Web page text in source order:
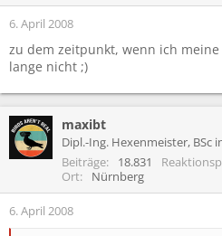
6. April 2008
zu dem zeitpunkt, wenn ich
lange nicht ;)
maxibt
Dipl.-Ing. Hexenmeister, BSc
Beiträge 18.831
Ort
Nürnberg
6. April 2008